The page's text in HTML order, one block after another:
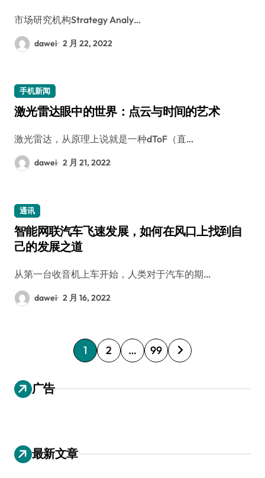
市场研究机构Strategy Analy…
dawei 2 月 22, 2022
手机新闻
激光雷达眼中的世界：点云与时间的艺术
激光雷达，从原理上说就是一种dToF（直…
dawei 2 月 21, 2022
通讯
智能网联汽车飞速发展，如何在风口上找到自
己的发展之道
从第一台收音机上车开始，人类对于汽车的期…
dawei 2 月 16, 2022
文
章
分
1 2 … 99
广告
最新文章